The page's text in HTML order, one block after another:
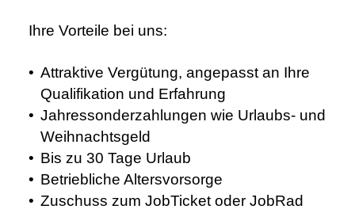
Ihre Vorteile bei uns:
Attraktive Vergütung, angepasst an Ihre
Qualifikation und Erfahrung
Jahressonderzahlungen wie Urlaubs- und
Weihnachtsgeld
Bis zu 30 Tage Urlaub
Betriebliche Altersvorsorge
Zuschuss zum JobTicket oder JobRad